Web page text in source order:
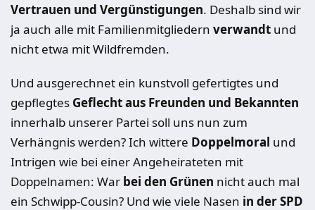
Vertrauen und Vergünstigungen. Deshalb sind wir
ja auch alle mit Familienmitgliedern verwandt und
nicht etwa mit Wildfremden.
Und ausgerechnet ein kunstvoll gefertigtes und
gepflegtes Geflecht aus Freunden und Bekannten
innerhalb unserer Partei soll uns nun zum
Verhängnis werden? Ich wittere Doppelmoral und
Intrigen wie bei einer Angeheirateten mit
Doppelnamen: War bei den Grünen nicht auch mal
ein Schwipp-Cousin? Und wie viele Nasen in der SPD